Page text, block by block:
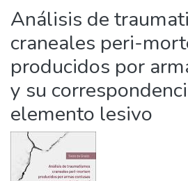
Communities
&
Collections
All of DSpace
Statistics
In (current)
Análisis de
craneales peri-
producidos por
y su
elemento lesivo